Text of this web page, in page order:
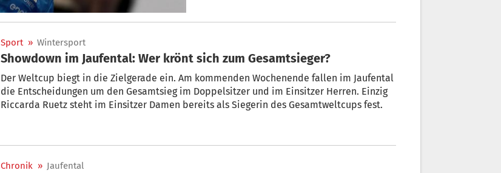
Sport » Wintersport
Showdown im Jaufental: Wer krönt sich zum Gesamtsieger?
Der Weltcup biegt in die Zielgerade ein. Am kommenden Wochenende fallen im Jaufental
die Entscheidungen um den Gesamtsieg im Doppelsitzer und im Einsitzer Herren. Einzig
Riccarda Ruetz steht im Einsitzer Damen bereits als Siegerin des Gesamtweltcups fest.
Chronik » Jaufental